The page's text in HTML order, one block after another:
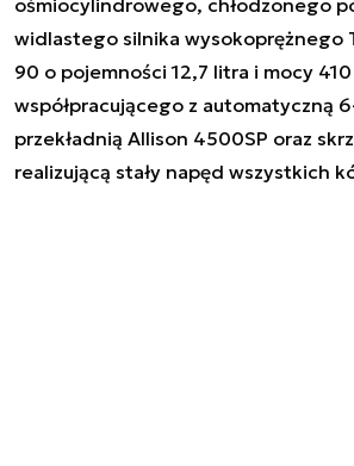
ośmiocylindrowego, chłodzonego
widlastego silnika wysokoprężnego
90 o pojemności 12,7 litra i mocy
współpracującego z automatyczną
przekładnią Allison 4500SP oraz
realizującą stały napęd wszystkich